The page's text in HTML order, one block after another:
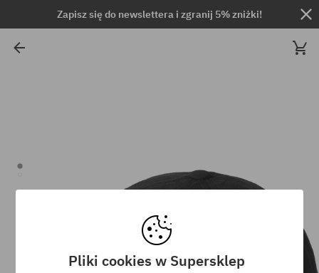
Zapisz się do newslettera i zgranij 5% zniżki!
Pliki cookies w Supersklep